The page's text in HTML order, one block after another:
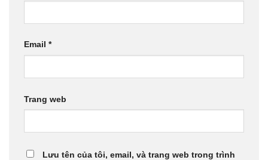
Email *
Trang web
Lưu tên của tôi, email, và trang web trong trình